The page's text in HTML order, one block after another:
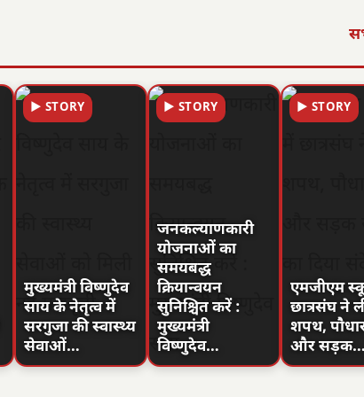
▶ STORY
मुख्यमंत्री विष्णुदेव
साय के नेतृत्व में
सरगुजा की स्वास्थ्य
सेवाओं…
▶ STORY
जनकल्याणकारी
योजनाओं का
समयबद्ध
क्रियान्वयन
सुनिश्चित करें :
मुख्यमंत्री
विष्णुदेव…
▶ STORY
एमजीएम
छात्रसंघ ने
शपथ,
और सड़क…